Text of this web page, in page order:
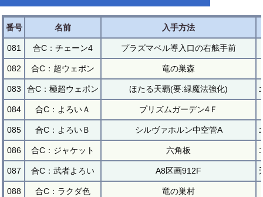
番号 名前 入手方法
081 合C：チェーン4 プラズマベル導入口の右舷手前
082 合C：超ウェポン 竜の巣森
083 合C：極超ウェポン ほたる天覇(要:緑魔法強化)
084 合C：よろいＡ プリズムガーデン4Ｆ
085 合C：よろいＢ シルヴァホルン中空管A
086 合C：ジャケット 六角板
087 合C：武者よろい A8区画912F
088 合C：ラクダ色 竜の巣村